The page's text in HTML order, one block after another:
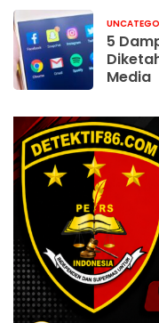
5
Media